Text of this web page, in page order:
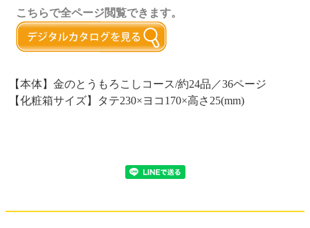
こちらで全ページ閲覧できます。
【本体】金のとうもろこしコース/約24品／36ページ
【化粧箱サイズ】タテ230×ヨコ170×高さ25(mm)